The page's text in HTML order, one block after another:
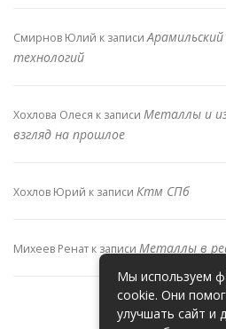
Смирнов Юлий к записи
технологий
Хохлова Олеся к записи Металлы и
взгляд на прошлое
Хохлов Юрий к записи Ктм СПб
Михеев Ренат к записи Металлы в
Мы используем
cookie. Они
улучшать сайт и